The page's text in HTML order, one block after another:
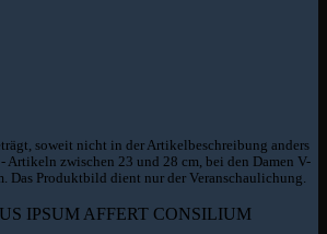
soweit nicht in der Artikelbeschreibung anders
Artikeln zwischen 23 und 28 cm, bei den Damen V-
Das Produktbild dient nur der Veranschaulichung.
IPSUM AFFERT CONSILIUM